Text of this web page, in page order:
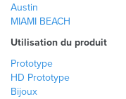
Austin
MIAMI BEACH
Utilisation du produit
Prototype
HD Prototype
Bijoux